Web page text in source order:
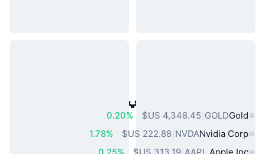
أصول العالم الحقيقي الشائعة
Gold
GOLD
0.20%
Nvidia Corp
NVDA
‏222.88 US$
1.78%